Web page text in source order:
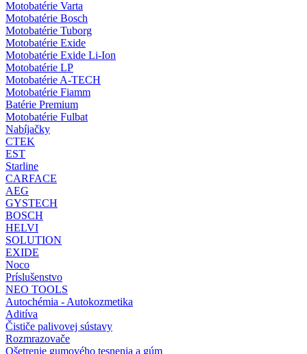
Motobatérie Varta
Motobatérie Bosch
Motobatérie Tuborg
Motobatérie Exide
Motobatérie Exide Li-Ion
Motobatérie LP
Motobatérie A-TECH
Motobatérie Fiamm
Batérie Premium
Motobatérie Fulbat
Nabíjačky
CTEK
EST
Starline
CARFACE
AEG
GYSTECH
BOSCH
HELVI
SOLUTION
EXIDE
Noco
Príslušenstvo
NEO TOOLS
Autochémia - Autokozmetika
Aditíva
Čističe palivovej sústavy
Rozmrazovače
Ošetrenie gumového tesnenia a gúm